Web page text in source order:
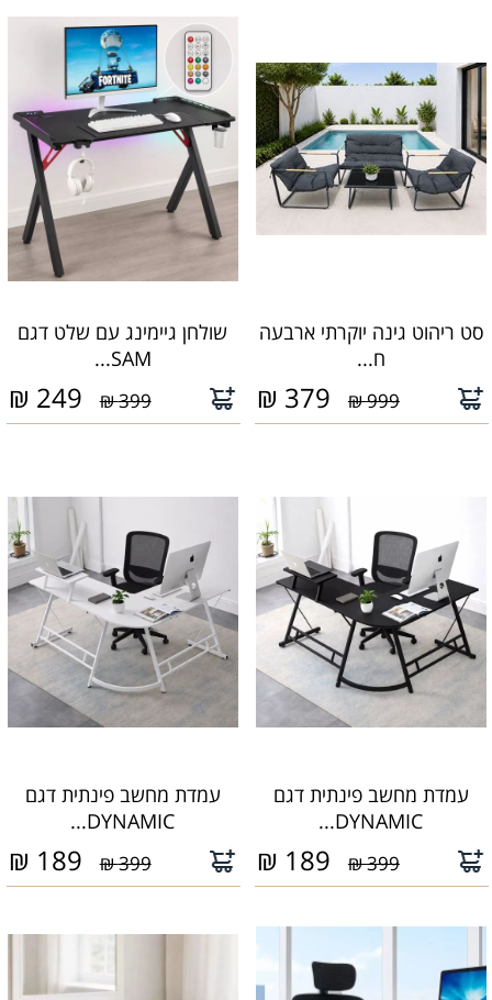
סט ריהוט גינה יוקרתי ארבעה
ח...
999 ₪
379
₪
שולחן גיימינג עם שלט דגם
SAM...
399 ₪
249
₪
עמדת מחשב פינתית דגם
DYNAMIC...
399 ₪
189
₪
עמדת מחשב פינתית דגם
DYNAMIC...
399 ₪
189
₪